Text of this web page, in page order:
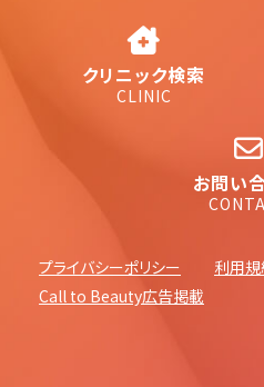
クリニック検索
CLINIC
お問い
プライバシーポリシー 利用
Call to Beauty広告掲載